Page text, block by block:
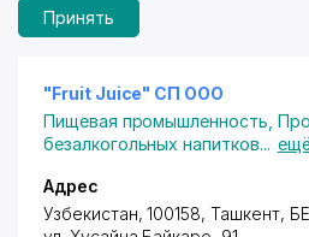
Принять
"Fruit Juice" СП ООО
Пищевая промышленность
безалкогольных напитков...
Адрес
Узбекистан, 100158, Ташкент,